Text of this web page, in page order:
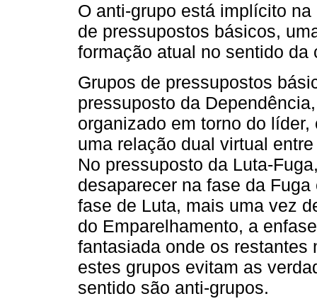
O anti-grupo está implícito
de pressupostos básicos,
formação atual no sentido da
Grupos de pressupostos
pressuposto da
organizado em torno do
uma relação dual virtual
No pressuposto da Luta-
desaparecer na fase da
fase de Luta, mais uma vez
do Emparelhamento, a
fantasiada onde os restantes
estes grupos evitam as
sentido são anti-grupos.